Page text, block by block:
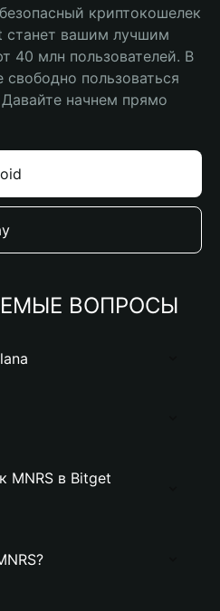
криптокошелек
станет вашим лучшим
40 млн пользователей. В
пользоваться
начнем прямо
ВОПРОСЫ
MNRS в Bitget